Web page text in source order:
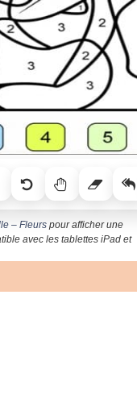
– Fleurspour afficher une
avec les tablettes iPad et